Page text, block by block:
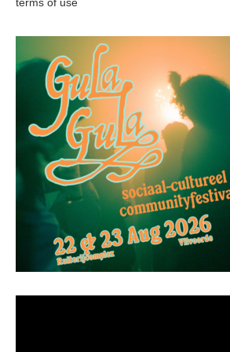
terms of use